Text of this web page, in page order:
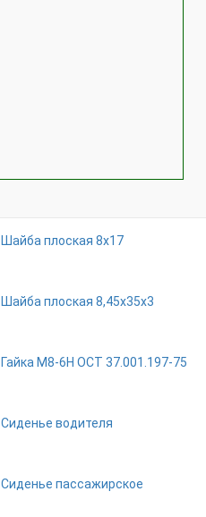
Шайба плоская 8х17
Шайба плоская 8,45х35х3
Гайка М8-6Н ОСТ 37.001.197-75
Сиденье водителя
Сиденье пассажирское